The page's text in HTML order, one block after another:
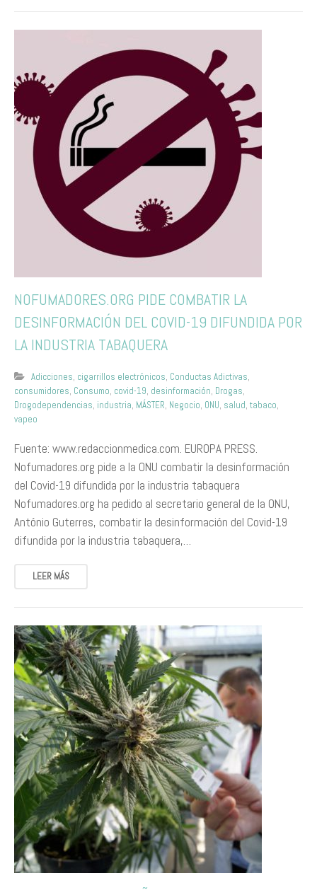
NOFUMADORES.ORG PIDE COMBATIR LA
DESINFORMACIÓN DEL COVID-19 DIFUNDIDA POR
LA INDUSTRIA TABAQUERA
Adicciones, cigarrillos electrónicos, Conductas Adictivas,
consumidores, Consumo, covid-19, desinformación, Drogas,
Drogodependencias, industria, MÁSTER, Negocio, ONU, salud, tabaco,
vapeo
Fuente: www.redaccionmedica.com. EUROPA PRESS.
Nofumadores.org pide a la ONU combatir la desinformación
del Covid-19 difundida por la industria tabaquera
Nofumadores.org ha pedido al secretario general de la ONU,
António Guterres, combatir la desinformación del Covid-19
difundida por la industria tabaquera,…
LEER MÁS